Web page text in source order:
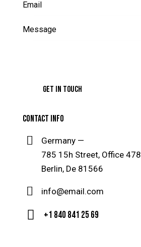
CONTACT INFO
Germany —
785 15h Street, Office 478
Berlin, De 81566
info@email.com
+1 840 841 25 69